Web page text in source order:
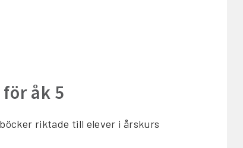
åk 5
riktade till elever i årskurs